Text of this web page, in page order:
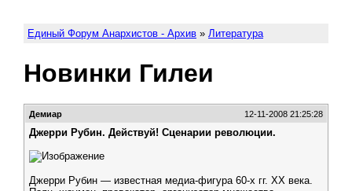
Единый Форум Анархистов - Архив » Литература
Новинки Гилеи
Демиар 12-11-2008 21:25:28
Джерри Рубин. Действуй! Сценарии революции.
Джерри Рубин — известная медиа-фигура 60-х гг. ХХ века.